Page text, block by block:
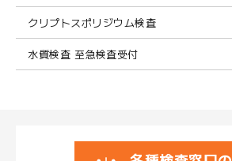
クリプトスポリジウム検査
水質検査 至急検査受付